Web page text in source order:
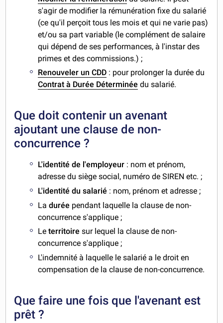
s'agir de modifier la rémunération fixe du salarié
(ce qu'il perçoit tous les mois et qui ne varie pas)
et/ou sa part variable (le complément de salaire
qui dépend de ses performances, à l'instar des
primes et des commissions.) ;
Renouveler un CDD : pour prolonger la durée du
Contrat à Durée Déterminée du salarié.
Que doit contenir un avenant
ajoutant une clause de non-
concurrence ?
L'identité de l'employeur : nom et prénom,
adresse du siège social, numéro de SIREN etc. ;
L'identité du salarié : nom, prénom et adresse ;
Ladurée pendant laquelle la clause de non-
concurrence s'applique ;
Leterritoire sur lequel la clause de non-
concurrence s'applique ;
L'indemnité à laquelle le salarié a le droit en
compensation de la clause de non-concurrence.
Que faire une fois que l'avenant est
prêt ?